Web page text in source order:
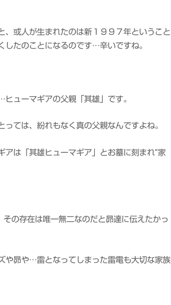
或人が生まれたのは新１９９７年ということ
したのことになるのです…辛いですね。
ューマギアの父親「其雄」です。
ては、紛れもなく真の父親なんですよね。
は「其雄ヒューマギア」とお墓に刻まれ“家
の存在は唯一無二なのだと昴達に伝えたかっ
や昴や…雷となってしまった雷電も大切な家族